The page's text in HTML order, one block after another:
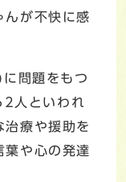
んが不快に感
問題をもつ
人といわれ
治療や援助を
葉や心の発達